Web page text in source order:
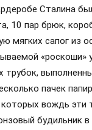
Сталина
10 пар брюк,
мягких сапог из
«роскоши»
трубок,
пачек
вождь эти
будильник